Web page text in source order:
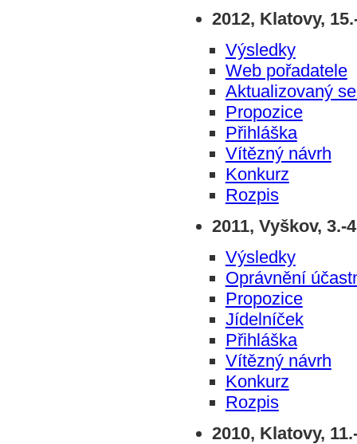
2012, Klatovy,
Výsledky
Web pořadatele
Aktualizovaný
Propozice
Přihláška
Vítězný návrh
Konkurz
Rozpis
2011, Vyškov, 3.-
Výsledky
Oprávnění
Propozice
Jídelníček
Přihláška
Vítězný návrh
Konkurz
Rozpis
2010, Klatovy,